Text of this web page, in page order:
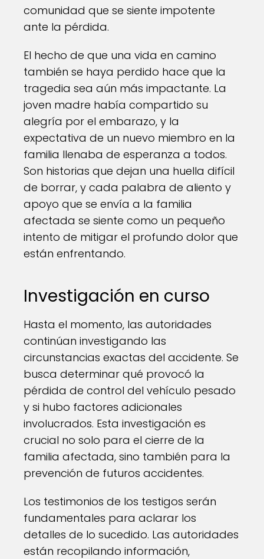
comunidad que se siente impotente
ante la pérdida.
El hecho de que una vida en camino
también se haya perdido hace que la
tragedia sea aún más impactante. La
joven madre había compartido su
alegría por el embarazo, y la
expectativa de un nuevo miembro en la
familia llenaba de esperanza a todos.
Son historias que dejan una huella difícil
de borrar, y cada palabra de aliento y
apoyo que se envía a la familia
afectada se siente como un pequeño
intento de mitigar el profundo dolor que
están enfrentando.
Investigación en curso
Hasta el momento, las autoridades
continúan investigando las
circunstancias exactas del accidente. Se
busca determinar qué provocó la
pérdida de control del vehículo pesado
y si hubo factores adicionales
involucrados. Esta investigación es
crucial no solo para el cierre de la
familia afectada, sino también para la
prevención de futuros accidentes.
Los testimonios de los testigos serán
fundamentales para aclarar los
detalles de lo sucedido. Las autoridades
están recopilando información,